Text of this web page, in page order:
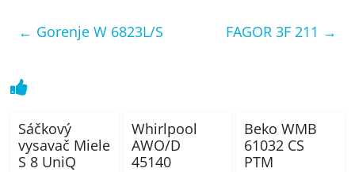
bazény
← Gorenje W 6823L/S FAGOR 3F 211 →
Sáčkový
vysavač Miele
S 8 UniQ
Whirlpool
AWO/D
45140
Beko WMB
61032 CS
PTM